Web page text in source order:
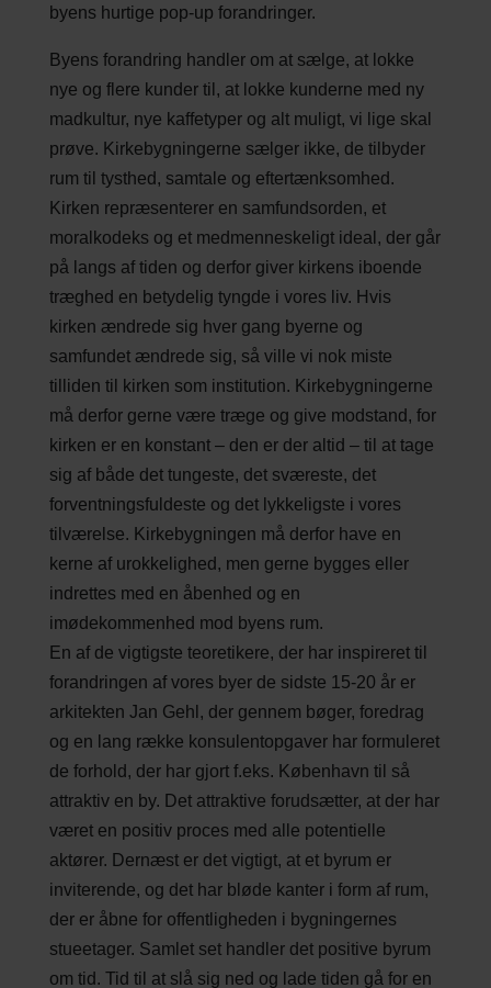
byens hurtige pop-up forandringer.
Byens forandring handler om at sælge, at lokke
nye og flere kunder til, at lokke kunderne med ny
madkultur, nye kaffetyper og alt muligt, vi lige skal
prøve. Kirkebygningerne sælger ikke, de tilbyder
rum til tysthed, samtale og eftertænksomhed.
Kirken repræsenterer en samfundsorden, et
moralkodeks og et medmenneskeligt ideal, der går
på langs af tiden og derfor giver kirkens iboende
træghed en betydelig tyngde i vores liv. Hvis
kirken ændrede sig hver gang byerne og
samfundet ændrede sig, så ville vi nok miste
tilliden til kirken som institution. Kirkebygningerne
må derfor gerne være træge og give modstand, for
kirken er en konstant – den er der altid – til at tage
sig af både det tungeste, det sværeste, det
forventningsfuldeste og det lykkeligste i vores
tilværelse. Kirkebygningen må derfor have en
kerne af urokkelighed, men gerne bygges eller
indrettes med en åbenhed og en
imødekommenhed mod byens rum.
En af de vigtigste teoretikere, der har inspireret til
forandringen af vores byer de sidste 15-20 år er
arkitekten Jan Gehl, der gennem bøger, foredrag
og en lang række konsulentopgaver har formuleret
de forhold, der har gjort f.eks. København til så
attraktiv en by. Det attraktive forudsætter, at der har
været en positiv proces med alle potentielle
aktører. Dernæst er det vigtigt, at et byrum er
inviterende, og det har bløde kanter i form af rum,
der er åbne for offentligheden i bygningernes
stueetager. Samlet set handler det positive byrum
om tid. Tid til at slå sig ned og lade tiden gå for en